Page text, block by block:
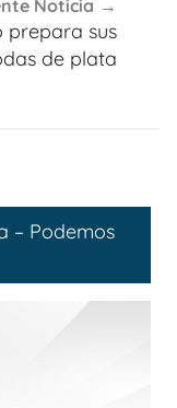
Noticia
prepara sus
de plata
– Podemos